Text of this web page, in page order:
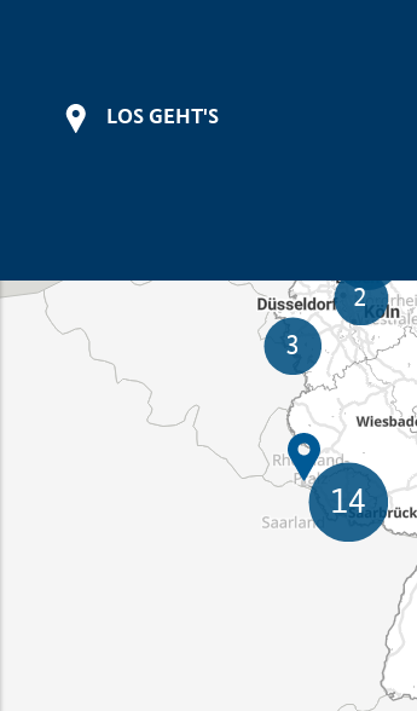
LOS GEHT'S